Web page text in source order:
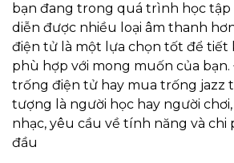
bạn đang trong quá trình học
diễn được nhiều loại âm thanh
điện tử là một lựa chọn tốt để tiết
phù hợp với mong muốn của
trống điện tử hay mua trống jazz
tượng là người học hay người
nhạc, yêu cầu về tính năng và chi
đầu